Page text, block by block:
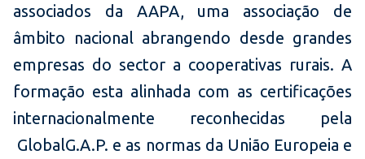
associados da AAPA, uma associação de
âmbito nacional abrangendo desde grandes
empresas do sector a cooperativas rurais. A
formação esta alinhada com as certificações
internacionalmente reconhecidas pela
GlobalG.A.P. e as normas da União Europeia e